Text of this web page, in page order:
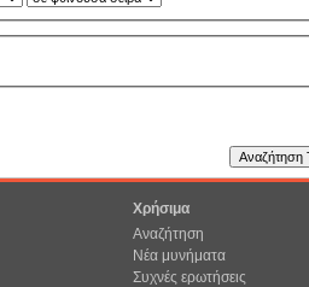
Χρήσιμα
Αναζήτηση
Νέα μυνήματα
Συχνές ερωτήσεις